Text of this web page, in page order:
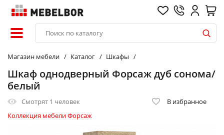
Магазин мебели Каталог Шкафы
Шкаф однодверный Форсаж дуб сонома/
белый
Смотрят 1 человек
В избранное
Коллекция мебели Форсаж